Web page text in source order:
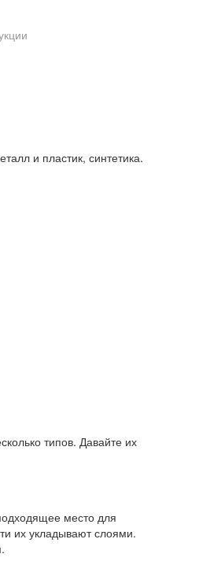
и пластик, синтетика.
типов. Давайте их
место для
их укладывают слоями.